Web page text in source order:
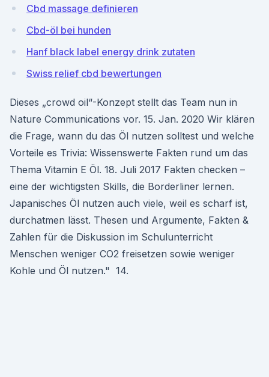
Cbd massage definieren
Cbd-öl bei hunden
Hanf black label energy drink zutaten
Swiss relief cbd bewertungen
Dieses „crowd oil“-Konzept stellt das Team nun in
Nature Communications vor. 15. Jan. 2020 Wir klären
die Frage, wann du das Öl nutzen solltest und welche
Vorteile es Trivia: Wissenswerte Fakten rund um das
Thema Vitamin E Öl. 18. Juli 2017 Fakten checken –
eine der wichtigsten Skills, die Borderliner lernen.
Japanisches Öl nutzen auch viele, weil es scharf ist,
durchatmen lässt. Thesen und Argumente, Fakten &
Zahlen für die Diskussion im Schulunterricht
Menschen weniger CO2 freisetzen sowie weniger
Kohle und Öl nutzen." 14.